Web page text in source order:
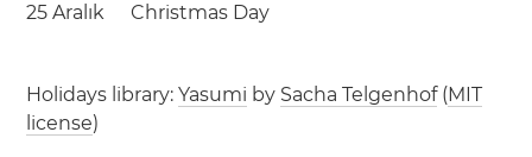
25 Aralık
Christmas Day
Holidays library:Yasumi by Sacha Telgenhof(MIT
license)